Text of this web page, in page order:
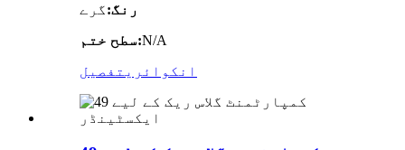
رنگ:گرے
سطح ختم:N/A
انکوائری تفصیل